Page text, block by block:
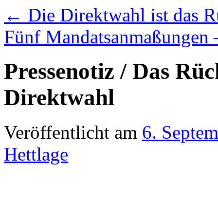
← Die Direktwahl ist das
Fünf
Pressenotiz / Das
Direktwahl
Veröffentlicht am 6.
Hettlage